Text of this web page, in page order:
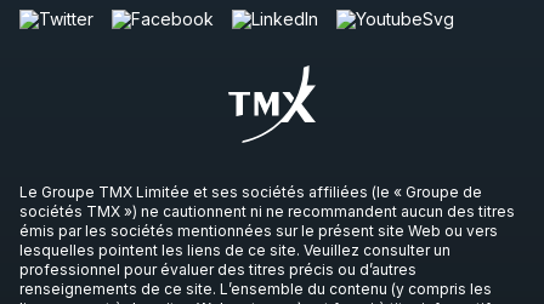
Le Groupe TMX Limitée et ses sociétés affiliées (le « Groupe de
sociétés TMX ») ne cautionnent ni ne recommandent aucun des titres
émis par les sociétés mentionnées sur le présent site Web ou vers
lesquelles pointent les liens de ce site. Veuillez consulter un
professionnel pour évaluer des titres précis ou d’autres
renseignements de ce site. L’ensemble du contenu (y compris les